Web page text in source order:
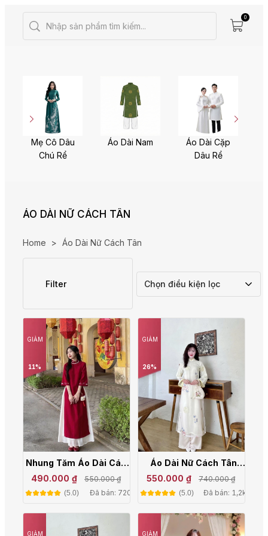
0
Mẹ Cô Dâu
Chú Rể
Áo Dài Nam
Áo Dài Cặp
Dâu Rể
Filter Chọn điều kiện lọc
GIẢM
11%
Nhung Tăm Áo Dài Cách
Tân Nữ Váy Dáng Suông
TH04-2 Thêu Hoa Lá
490.000 ₫ 550.000 ₫
(5.0) Đã bán: 720
GIẢM
26%
Áo Dài Nữ Cách Tân
Dáng Suông Voan 4 Tà
Tay Dài Mặc Tết AT04
550.000 ₫ 740.000 ₫
(5.0) Đã bán: 1,2k
GIẢM GIẢM
Home > Áo Dài Nữ Cách Tân
ÁO DÀI NỮ CÁCH TÂN